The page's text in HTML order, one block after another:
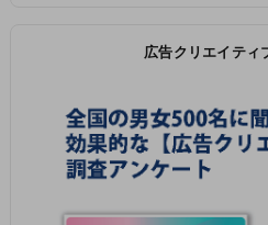
広告クリエイティ